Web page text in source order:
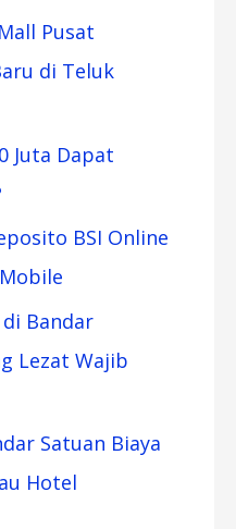
Pusat
di Teluk
Juta Dapat
BSI Online
di Bandar
Lezat Wajib
Satuan Biaya
Hotel